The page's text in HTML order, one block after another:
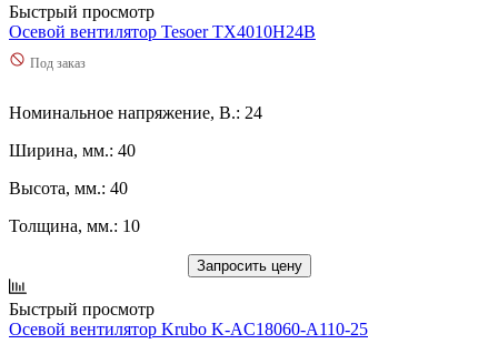
Быстрый просмотр
Осевой вентилятор Tesoer TX4010H24B
Под заказ
Номинальное напряжение, В.: 24
Ширина, мм.: 40
Высота, мм.: 40
Толщина, мм.: 10
Запросить цену
Быстрый просмотр
Осевой вентилятор Krubo K-AC18060-A110-25